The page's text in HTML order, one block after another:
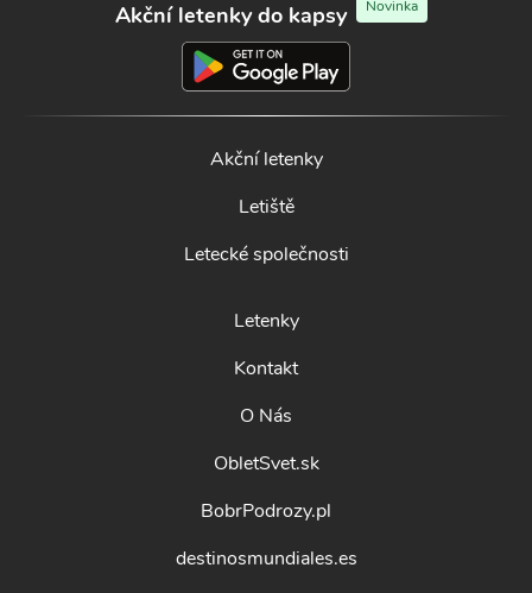
Akční letenky do kapsy Novinka
Akční letenky
Letiště
Letecké společnosti
Letenky
Kontakt
O Nás
ObletSvet.sk
BobrPodrozy.pl
destinosmundiales.es